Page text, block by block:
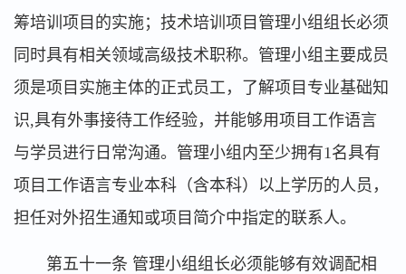
筹培训项目的实施；技术培训项目管理小组组长必须
同时具有相关领域高级技术职称。管理小组主要成员
须是项目实施主体的正式员工，了解项目专业基础知
识,具有外事接待工作经验，并能够用项目工作语言
与学员进行日常沟通。管理小组内至少拥有1名具有
项目工作语言专业本科（含本科）以上学历的人员，
担任对外招生通知或项目简介中指定的联系人。
第五十一条 管理小组组长必须能够有效调配相